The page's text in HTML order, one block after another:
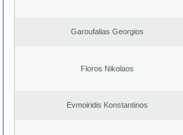
Garoufalias Georgios
Floros Nikolaos
Evmoiridis Konstantinos